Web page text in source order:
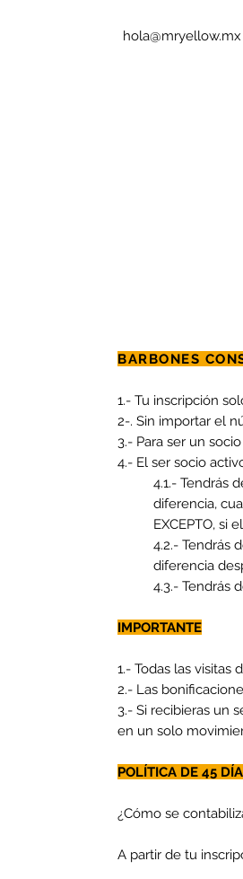
hola@mryellow.mx
BARBONES
1.- Tu inscripción
2-. Sin importar el
3.- Para ser un
4.- El ser socio
4.1.- Tendrás
diferencia,
EXCEPTO, si
4.2.- Tendrás
diferencia
4.3.- Tendrás
IMPORTANTE
1.- Todas las visitas
2.- Las
3.- Si recibieras un
en un solo
POLÍTICA DE 45
¿Cómo se
A partir de tu